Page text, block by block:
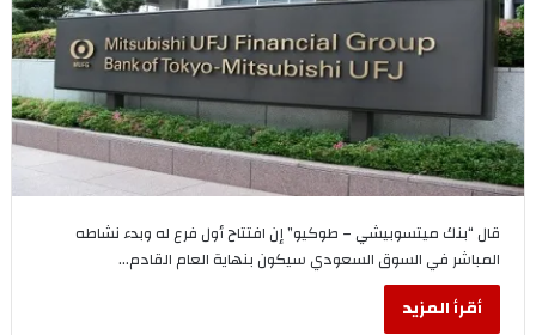
قال “بنك ميتسوبيشي – طوكيو” إن افتتاح أول فرع له وبدء نشاطه
المباشر في السوق السعودي سيكون بنهاية العام القادم…
أقرأ المزيد